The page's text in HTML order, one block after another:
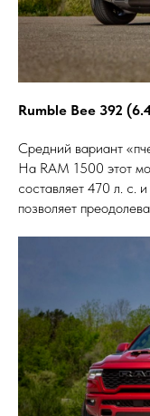
Rumble Bee 392
Средний вариант
На RAM 1500 этот
составляет 470 л. с.
позволяет